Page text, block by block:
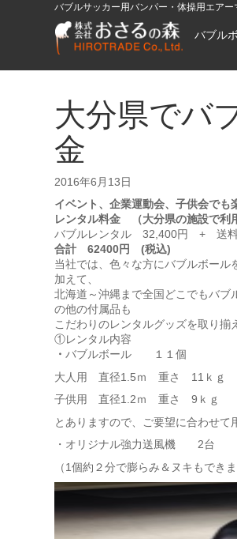
バブルサッカー用バンパー・体操用エア
バブル
大分県でバ
金
2016年6月13日
イベント、企業運動会、子供会で
レンタル料金 （大分県の施設で利
バブルレンタル 32,400円 + 送
合計 62400円 (税込)
当社では、色々な方にバブルボール
加えて、
北海道～沖縄まで全国どこでもバブ
の他の付属品も
こだわりのレンタルグッズを取り揃
①レンタル内容
・ バブルボール １１個
大人用 直径1.5ｍ 重さ 11ｋｇ
子供用 直径1.2ｍ 重さ 9ｋｇ
とありますので、ご要望に合わせて
・オリジナル強力送風機 2台
（1個約２分で膨らみ＆ヌキもできま